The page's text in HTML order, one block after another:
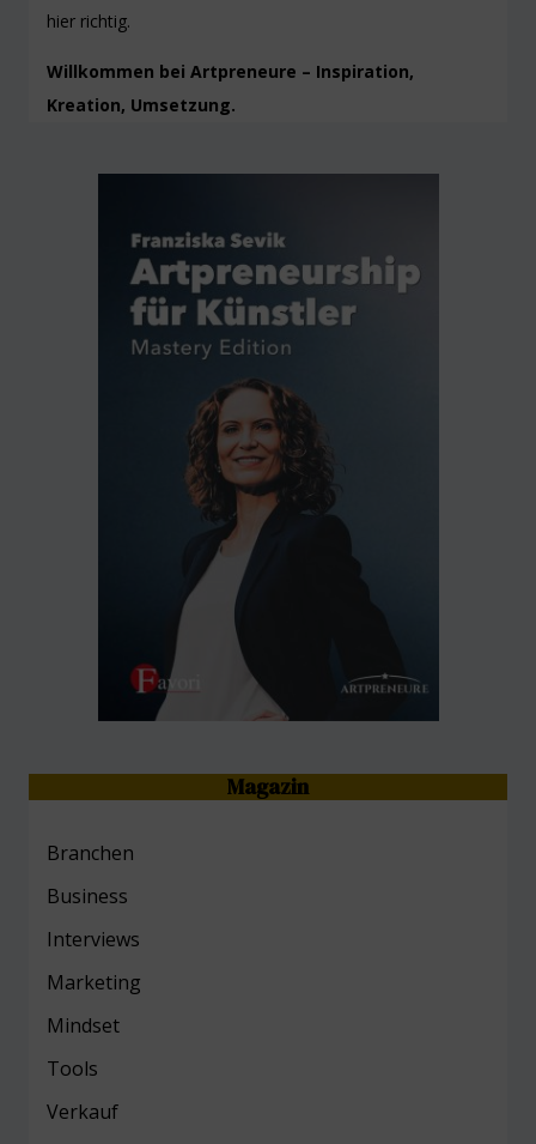
hier richtig.
Willkommen bei Artpreneure – Inspiration,
Kreation, Umsetzung.
Magazin
Branchen
Business
Interviews
Marketing
Mindset
Tools
Verkauf